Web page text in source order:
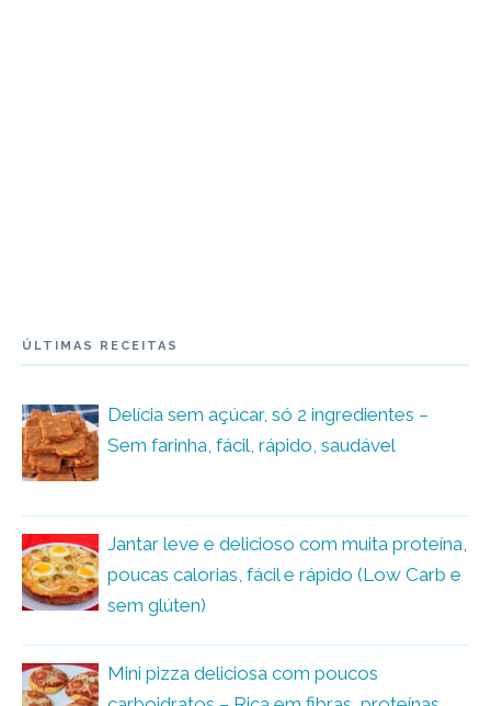
ÚLTIMAS RECEITAS
Delícia sem açúcar, só 2 ingredientes –
Sem farinha, fácil, rápido, saudável
Jantar leve e delicioso com muita proteína,
poucas calorias, fácil e rápido (Low Carb e
sem glúten)
Mini pizza deliciosa com poucos